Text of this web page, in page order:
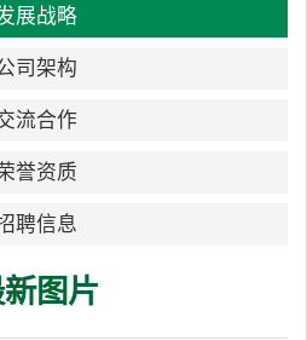
展战略
司架构
流合作
誉资质
聘信息
图片